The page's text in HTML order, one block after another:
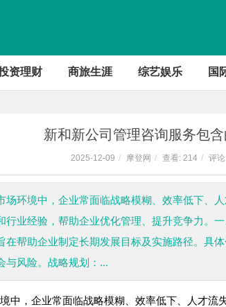
资理财 商旅生涯 综艺娱乐 国
新和新公司管理咨询服务包
2025-12-09 / 摩登网 / 查看: 214 / 评
场环境中，企业常面临战略模糊、效率低下、
行业经验，帮助企业优化管理、提升竞争力。
帮助企业制定长期发展目标及实施路径。具
与风险。战略规划：...
中，企业常面临战略模糊、效率低下、人才流